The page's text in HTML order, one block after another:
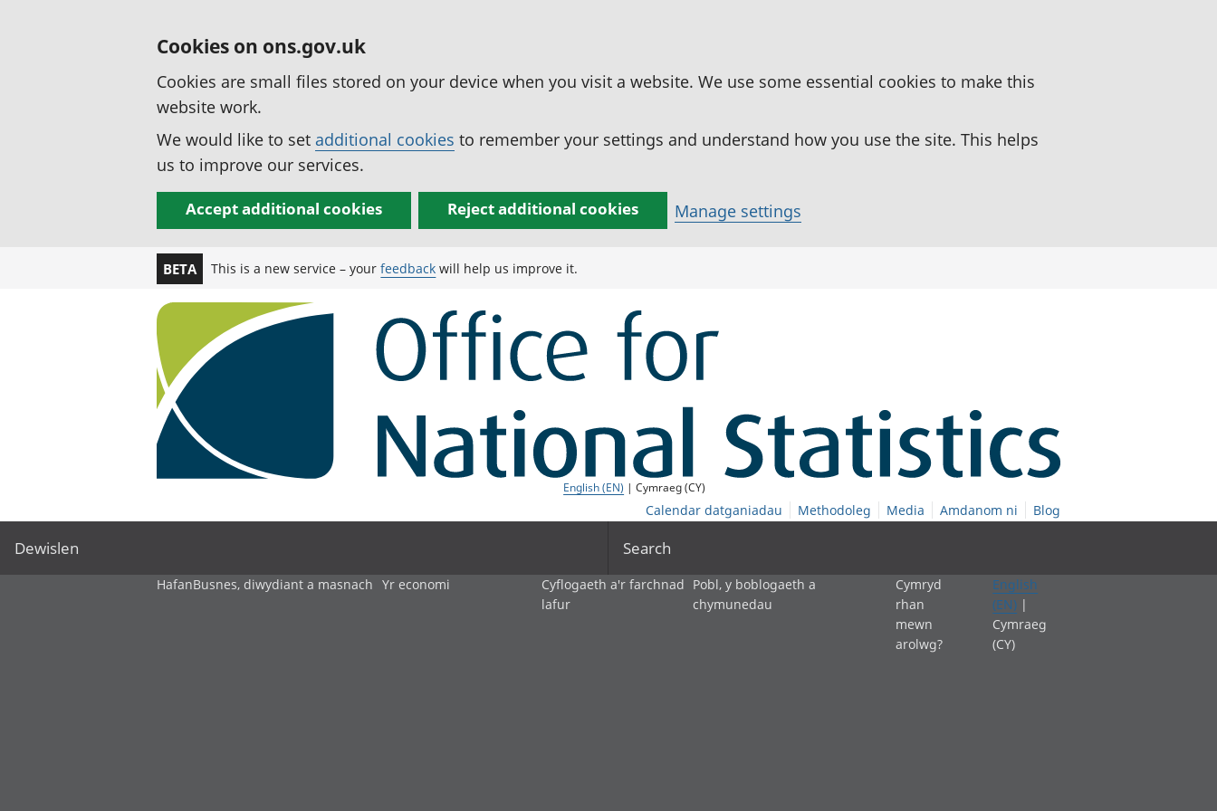
Cookies on ons.gov.uk
Cookies are small files stored on your device when you visit a website. We use some essential cookies to make this
website work.
We would like to set additional cookies to remember your settings and understand how you use the site. This helps
us to improve our services.
Accept additional cookies Reject additional cookies Manage settings
BETA This is a new service – yourfeedback will help us improve it.
English (EN) | Cymraeg (CY)
Calendar datganiadau Methodoleg Media Amdanom ni Blog
Dewislen Search
HafanBusnes, diwydiant a masnach Yr economi
Cyflogaeth a'r farchnad
lafur
Pobl, y boblogaeth a
chymunedau
Cymryd
rhan
mewn
arolwg?
English
(EN) |
Cymraeg
(CY)